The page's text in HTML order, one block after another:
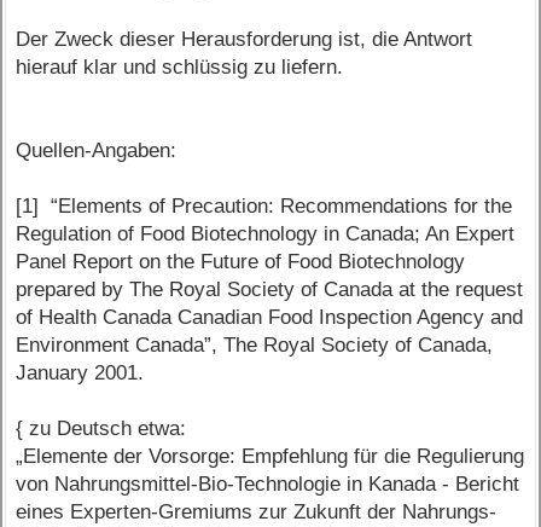
Der Zweck dieser Herausforderung ist, die Antwort
hierauf klar und schlüssig zu liefern.
Quellen-Angaben:
[1] “Elements of Precaution: Recommendations for the
Regulation of Food Biotechnology in Canada; An Expert
Panel Report on the Future of Food Biotechnology
prepared by The Royal Society of Canada at the request
of Health Canada Canadian Food Inspection Agency and
Environment Canada”, The Royal Society of Canada,
January 2001.
{ zu Deutsch etwa:
„Elemente der Vorsorge: Empfehlung für die Regulierung
von Nahrungsmittel-Bio-Technologie in Kanada - Bericht
eines Experten-Gremiums zur Zukunft der Nahrungs-